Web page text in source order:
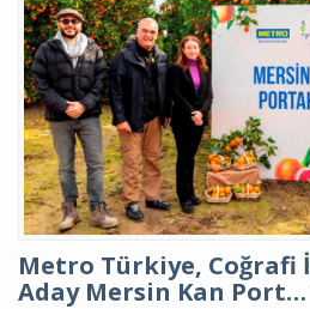
Metro Türkiye, Coğrafi
Aday Mersin Kan Port…